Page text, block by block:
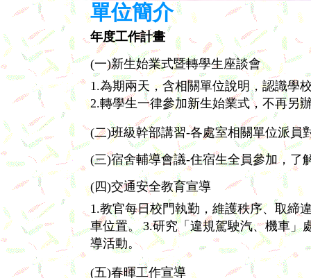
單位簡介
年度工作計畫
(一)新生始業式暨轉學生座談會
1.為期兩天，含相關單位說明，認識學
2.轉學生一律參加新生始業式，不再另
(二)班級幹部講習-各處室相關單位派員
(三)宿舍輔導會議-住宿生全員參加，了
(四)交通安全教育宣導
1.教官每日校門執勤，維護秩序、取締
車位置。 3.研究「違規駕駛汽、機車」
導活動。
(五)春暉工作宣導